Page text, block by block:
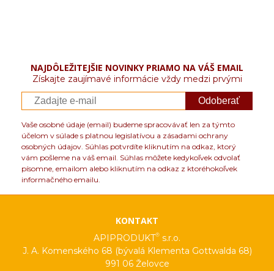
NAJDÔLEŽITEJŠIE NOVINKY PRIAMO NA VÁŠ EMAIL
Získajte zaujímavé informácie vždy medzi prvými
Odoberať
Vaše osobné údaje (email) budeme spracovávať len za týmto
účelom v súlade s platnou legislatívou a zásadami ochrany
osobných údajov. Súhlas potvrdíte kliknutím na odkaz, ktorý
vám pošleme na váš email. Súhlas môžete kedykoľvek odvolať
písomne, emailom alebo kliknutím na odkaz z ktoréhokoľvek
informačného emailu.
KONTAKT
APIPRODUKT® s.r.o.
J. A. Komenského 68 (bývalá Klementa Gottwalda 68)
991 06 Želovce